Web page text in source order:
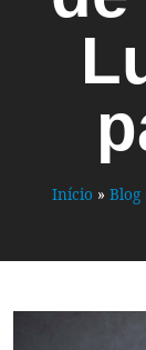
Início » Blog